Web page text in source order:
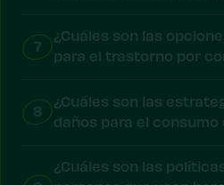
7
¿Cuáles son las
para el trastorno por
8
¿Cuáles son las
daños para el consumo
¿Cuáles son las